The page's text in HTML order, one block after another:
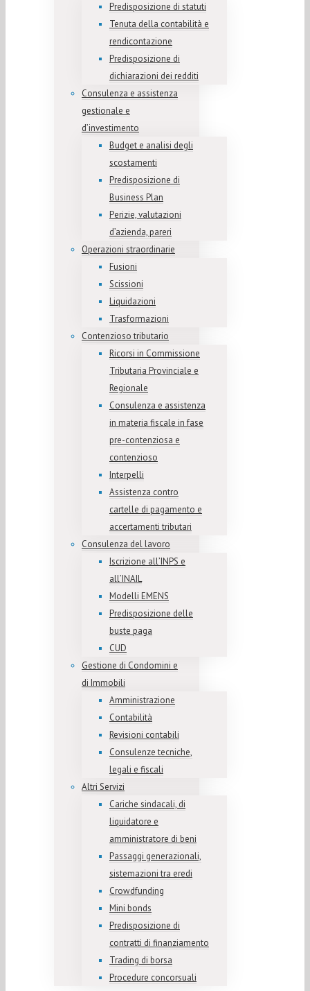
Predisposizione di statuti
Tenuta della contabilità e
rendicontazione
Predisposizione di
dichiarazioni dei redditi
Consulenza e assistenza
gestionale e
d’investimento
Budget e analisi degli
scostamenti
Predisposizione di
Business Plan
Perizie, valutazioni
d’azienda, pareri
Operazioni straordinarie
Fusioni
Scissioni
Liquidazioni
Trasformazioni
Contenzioso tributario
Ricorsi in Commissione
Tributaria Provinciale e
Regionale
Consulenza e assistenza
in materia fiscale in fase
pre-contenziosa e
contenzioso
Interpelli
Assistenza contro
cartelle di pagamento e
accertamenti tributari
Consulenza del lavoro
Iscrizione all’INPS e
all’INAIL
Modelli EMENS
Predisposizione delle
buste paga
CUD
Gestione di Condomini e
di Immobili
Amministrazione
Contabilità
Revisioni contabili
Consulenze tecniche,
legali e fiscali
Altri Servizi
Cariche sindacali, di
liquidatore e
amministratore di beni
Passaggi generazionali,
sistemazioni tra eredi
Crowdfunding
Mini bonds
Predisposizione di
contratti di finanziamento
Trading di borsa
Procedure concorsuali